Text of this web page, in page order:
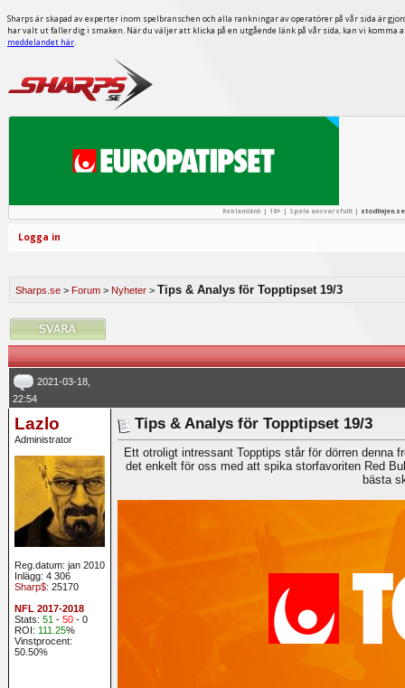
Sharps är skapad av experter inom spelbranschen och alla rankningar av operatörer på vår sida är
har valt ut faller dig i smaken. När du väljer att klicka på en utgående länk på vår sida, kan vi
meddelandet här.
Reklamlänk | 18+ | Spela ansvarsfullt | stodlinjen.se
Logga in
Sharps.se > Forum > Nyheter > Tips & Analys för Topptipset 19/3
2021-03-18,
22:54
Lazlo
Administrator
Reg.datum: jan 2010
Inlägg: 4 306
Sharp$: 25170
NFL 2017-2018
Stats: 51 - 50- 0
ROI: 111.25%
Vinstprocent:
50.50%
Tips & Analys för Topptipset 19/3
Ett otroligt intressant Topptips står för dörren denna
det enkelt för oss med att spika storfavoriten Red
bästa